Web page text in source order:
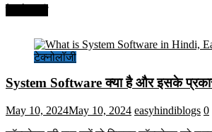
टेक्नोलॉजी
System Software क्या है और इसके
May 10, 2024May 10, 2024 easyhindiblogs 0